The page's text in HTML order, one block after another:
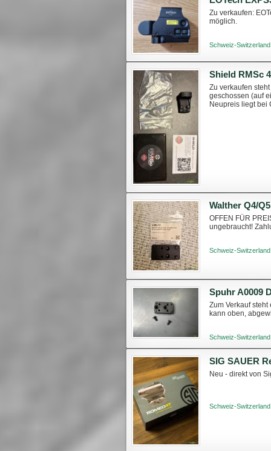
Zu verkaufen:
möglich.
Schweiz-
Shield RMSc
Zu verkaufen
geschossen (auf
Neupreis liegt bei
OFFEN FÜR
ungebraucht!
Schweiz-
Spuhr A0009
Zum Verkauf
kann oben,
Schweiz-
SIG SAUER
Neu - direkt von
Schweiz-